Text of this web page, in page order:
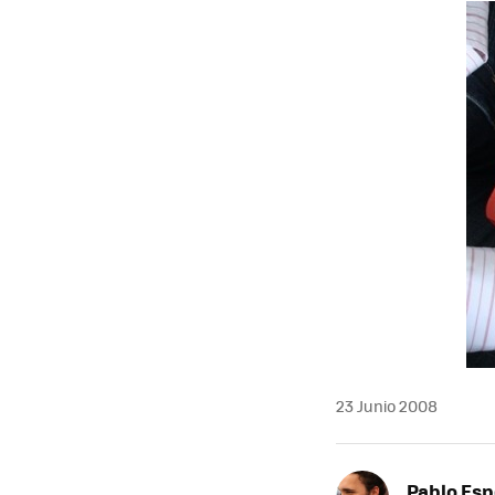
MAIL
23 Junio 2008